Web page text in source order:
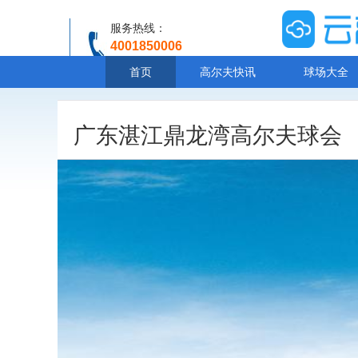
服务热线：
4001850006
首页 高尔夫快讯 球场大全
广东湛江鼎龙湾高尔夫球会